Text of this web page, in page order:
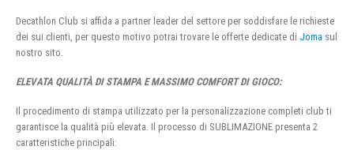
Decathlon Club si affida a partner leader del settore per soddisfare le richieste
dei sui clienti, per questo motivo potrai trovare le offerte dedicate di Joma sul
nostro sito.
ELEVATA QUALITÀ DI STAMPA E MASSIMO COMFORT DI GIOCO:
Il procedimento di stampa utilizzato per la personalizzazione completi club ti
garantisce la qualità più elevata. Il processo di SUBLIMAZIONE presenta 2
caratteristiche principali: